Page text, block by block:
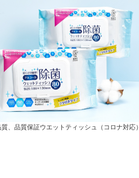
、品質保証ウエットティッシュ（コロナ対応）